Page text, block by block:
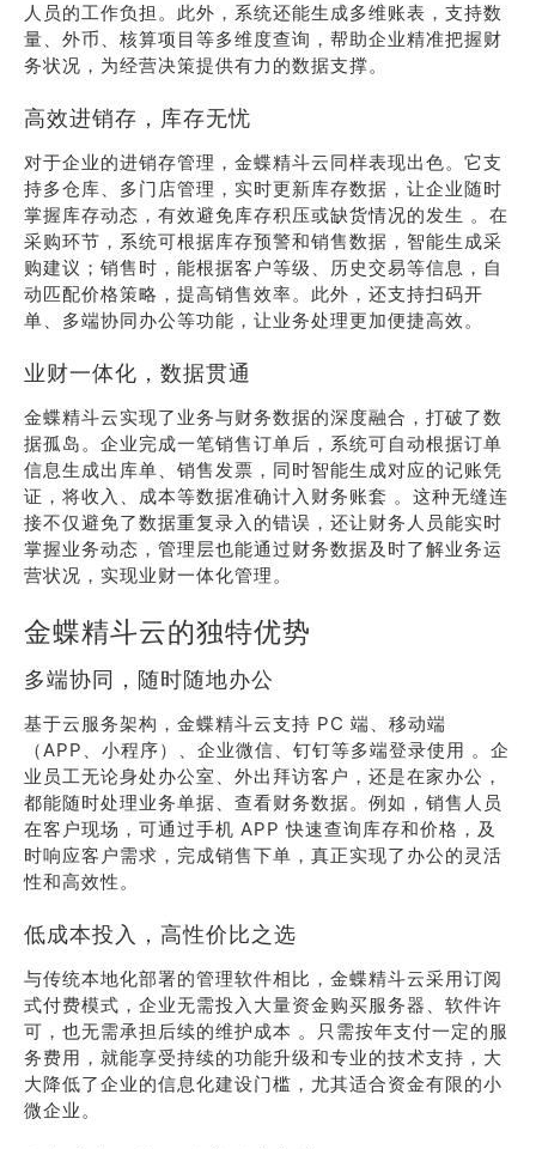
人员的工作负担。此外，系统还能生成多维账表，支持数
量、外币、核算项目等多维度查询，帮助企业精准把握财
务状况，为经营决策提供有力的数据支撑。
高效进销存，库存无忧
对于企业的进销存管理，金蝶精斗云同样表现出色。它支
持多仓库、多门店管理，实时更新库存数据，让企业随时
掌握库存动态，有效避免库存积压或缺货情况的发生 。在
采购环节，系统可根据库存预警和销售数据，智能生成采
购建议；销售时，能根据客户等级、历史交易等信息，自
动匹配价格策略，提高销售效率。此外，还支持扫码开
单、多端协同办公等功能，让业务处理更加便捷高效。
业财一体化，数据贯通
金蝶精斗云实现了业务与财务数据的深度融合，打破了数
据孤岛。企业完成一笔销售订单后，系统可自动根据订单
信息生成出库单、销售发票，同时智能生成对应的记账凭
证，将收入、成本等数据准确计入财务账套 。这种无缝连
接不仅避免了数据重复录入的错误，还让财务人员能实时
掌握业务动态，管理层也能通过财务数据及时了解业务运
营状况，实现业财一体化管理。
金蝶精斗云的独特优势
多端协同，随时随地办公
基于云服务架构，金蝶精斗云支持 PC 端、移动端
（APP、小程序）、企业微信、钉钉等多端登录使用 。企
业员工无论身处办公室、外出拜访客户，还是在家办公，
都能随时处理业务单据、查看财务数据。例如，销售人员
在客户现场，可通过手机 APP 快速查询库存和价格，及
时响应客户需求，完成销售下单，真正实现了办公的灵活
性和高效性。
低成本投入，高性价比之选
与传统本地化部署的管理软件相比，金蝶精斗云采用订阅
式付费模式，企业无需投入大量资金购买服务器、软件许
可，也无需承担后续的维护成本 。只需按年支付一定的服
务费用，就能享受持续的功能升级和专业的技术支持，大
大降低了企业的信息化建设门槛，尤其适合资金有限的小
微企业。